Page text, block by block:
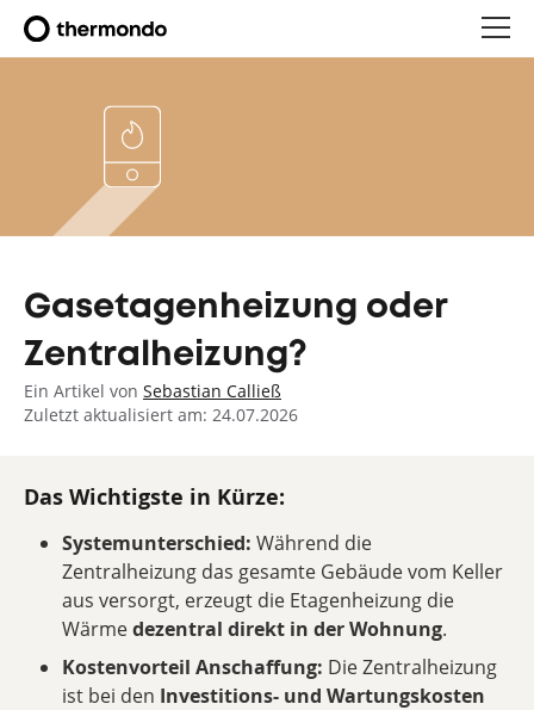
Gasetagenheizung oder
Zentralheizung?
Ein Artikel von Sebastian Calließ
Zuletzt aktualisiert am: 24.07.2026
Das Wichtigste in Kürze:
Systemunterschied: Während die
Zentralheizung das gesamte Gebäude vom Keller
aus versorgt, erzeugt die Etagenheizung die
Wärmedezentral direkt in der Wohnung.
Kostenvorteil Anschaffung: Die Zentralheizung
ist bei den Investitions- und Wartungskosten